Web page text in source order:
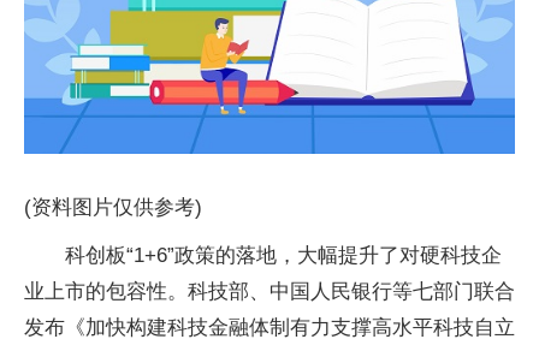
(资料图片仅供参考)
科创板“1+6”政策的落地，大幅提升了对硬科技企
业上市的包容性。科技部、中国人民银行等七部门联合
发布《加快构建科技金融体制有力支撑高水平科技自立